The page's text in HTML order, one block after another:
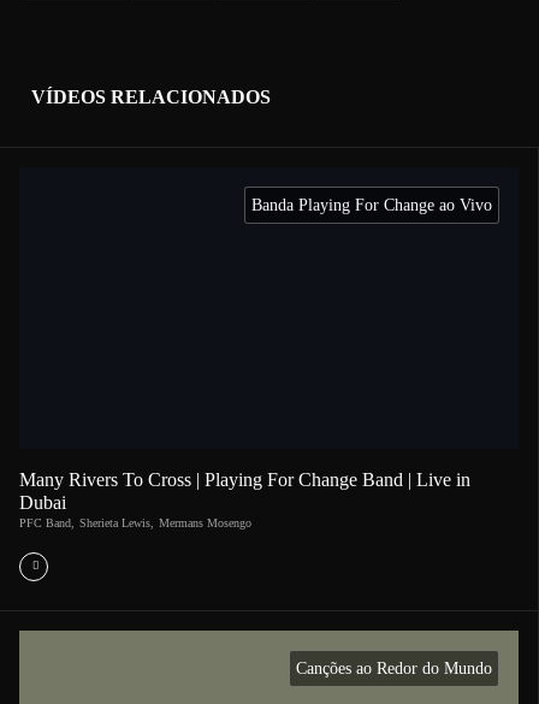
VÍDEOS RELACIONADOS
Banda Playing For Change ao Vivo
Many Rivers To Cross | Playing For Change Band | Live in
Dubai
PFC Band Sherieta Lewis Mermans Mosengo
Canções ao Redor do Mundo